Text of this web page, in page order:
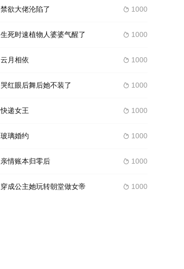
 1000
禁欲大佬沦陷了
 1000
生死时速植物人婆婆气醒了
 1000
云月相依
 1000
哭红眼后舞后她不装了
 1000
快递女王
 1000
玻璃婚约
 1000
亲情账本归零后
 1000
穿成公主她玩转朝堂做女帝